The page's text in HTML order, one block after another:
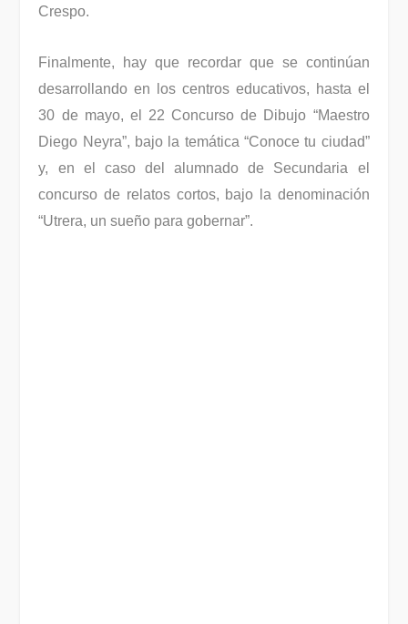
Crespo.
Finalmente, hay que recordar que se continúan
desarrollando en los centros educativos, hasta el
30 de mayo, el 22 Concurso de Dibujo “Maestro
Diego Neyra”, bajo la temática “Conoce tu ciudad”
y, en el caso del alumnado de Secundaria el
concurso de relatos cortos, bajo la denominación
“Utrera, un sueño para gobernar”.